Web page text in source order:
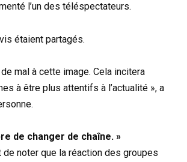
l’un des téléspectateurs.
étaient partagés.
mal à cette image. Cela incitera
à être plus attentifs à l’actualité », a
de changer de chaîne. »
noter que la réaction des groupes